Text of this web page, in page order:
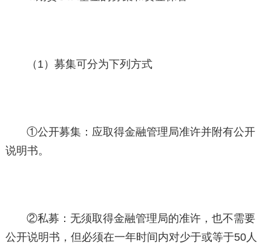
（1）募集可分为下列方式
①公开募集：应取得金融管理局准许并附有公开
说明书。
②私募：无须取得金融管理局的准许，也不需要
公开说明书，但必须在一年时间内对少于或等于50人